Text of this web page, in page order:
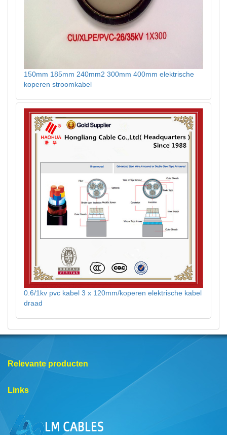
150mm 185mm 240mm2 300mm 400mm elektrische
koperen stroomkabel
0.6/1kv pvc kabel 3 x 120mm/koperen elektrische kabel
draad
Relevante producten
Links